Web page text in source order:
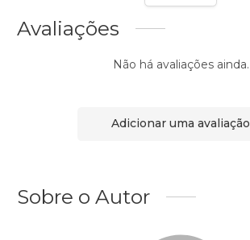
Avaliações
Não há avaliações ainda.
Adicionar uma avaliação
Sobre o Autor